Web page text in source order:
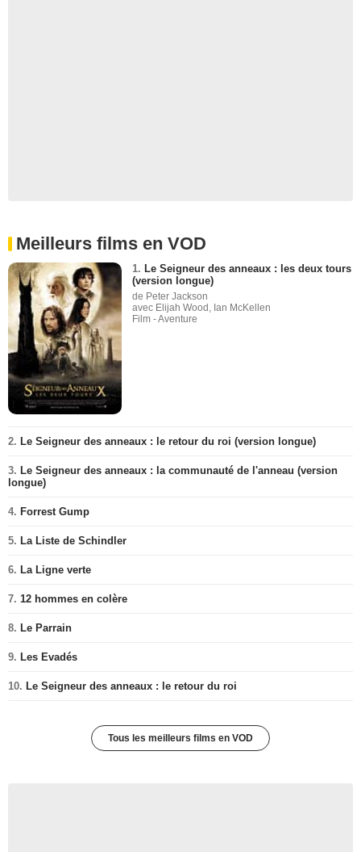
Meilleurs films en VOD
1. Le Seigneur des anneaux : les deux tours
(version longue)
de Peter Jackson
avec Elijah Wood, Ian McKellen
Film - Aventure
2. Le Seigneur des anneaux : le retour du roi (version longue)
3. Le Seigneur des anneaux : la communauté de l'anneau (version
longue)
4. Forrest Gump
5. La Liste de Schindler
6. La Ligne verte
7. 12 hommes en colère
8. Le Parrain
9. Les Evadés
10. Le Seigneur des anneaux : le retour du roi
Tous les meilleurs films en VOD